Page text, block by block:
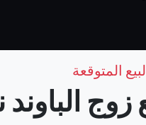
المتوقعة
الباوند